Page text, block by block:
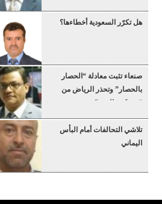
هل تكرّر السعودية أخطاءها؟
صنعاء تثبت معادلة “الحصار
بالحصار” وتحذر الرياض من
“عسكرة البحر”
تلاشي التحالفات أمام البأس
اليماني